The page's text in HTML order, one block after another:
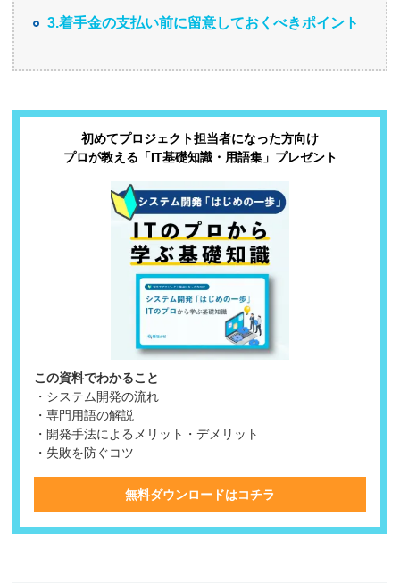
3.着手金の支払い前に留意しておくべきポイント
初めてプロジェクト担当者になった方向け
プロが教える「IT基礎知識・用語集」プレゼント
この資料でわかること
・システム開発の流れ
・専門用語の解説
・開発手法によるメリット・デメリット
・失敗を防ぐコツ
無料ダウンロードはコチラ